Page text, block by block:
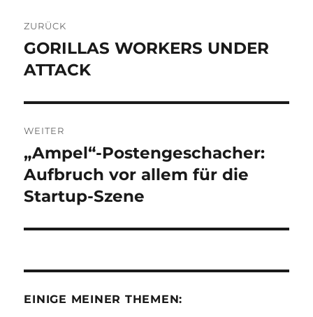
ZURÜCK
Vorheriger
Beitrag:
GORILLAS WORKERS UNDER
ATTACK
WEITER
Nächster
Beitrag:
„Ampel“-Postengeschacher:
Aufbruch vor allem für die
Startup-Szene
EINIGE MEINER THEMEN: